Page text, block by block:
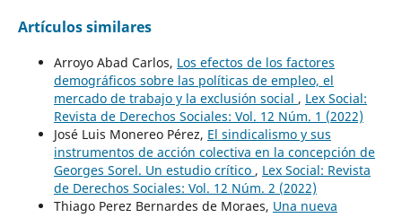
Artículos similares
Arroyo Abad Carlos, Los efectos de los factores
demográficos sobre las políticas de empleo, el
mercado de trabajo y la exclusión social , Lex Social:
Revista de Derechos Sociales: Vol. 12 Núm. 1 (2022)
José Luis Monereo Pérez, El sindicalismo y sus
instrumentos de acción colectiva en la concepción de
Georges Sorel. Un estudio crítico , Lex Social: Revista
de Derechos Sociales: Vol. 12 Núm. 2 (2022)
Thiago Perez Bernardes de Moraes, Una nueva